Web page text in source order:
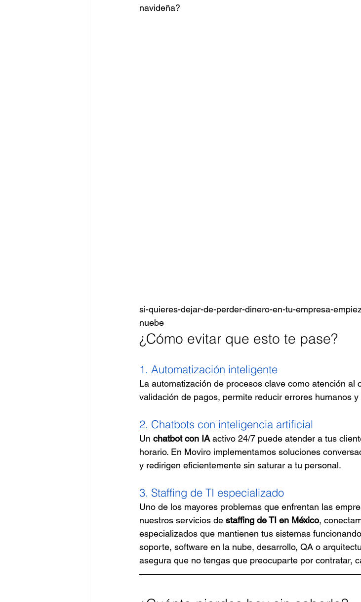
navideña?
si-quieres-dejar-de-perder-dinero-en-tu-empresa-
nuebe
¿Cómo evitar que esto te pase?
1. Automatización inteligente
La automatización de procesos clave como atención al
validación de pagos, permite reducir errores humanos
2. Chatbots con inteligencia artificial
Un chatbot con IA activo 24/7 puede atender a tus
horario. En Moviro implementamos soluciones
y redirigen eficientemente sin saturar a tu personal.
3. Staffing de TI especializado
Uno de los mayores problemas que enfrentan las
nuestros servicios de staffing de TI en México,
especializados que mantienen tus sistemas
soporte, software en la nube, desarrollo, QA o
asegura que no tengas que preocuparte por contratar,